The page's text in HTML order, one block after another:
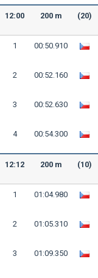
12:00 200 m (20)
1 00:50.910
2 00:52.160
3 00:52.630
4 00:54.300
12:12 200 m (10)
1 01:04.980
2 01:05.310
3 01:09.350